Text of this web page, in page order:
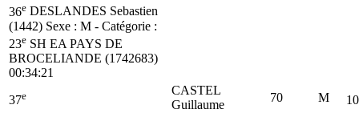
36e DESLANDES Sebastien
(1442) Sexe : M - Catégorie :
23e SH EA PAYS DE
BROCELIANDE (1742683)
00:34:21
37e
CASTEL
Guillaume
70 M
10